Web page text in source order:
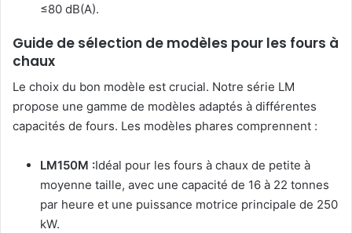
≤80 dB(A).
Guide de sélection de modèles pour les fours à
chaux
Le choix du bon modèle est crucial. Notre série LM
propose une gamme de modèles adaptés à différentes
capacités de fours. Les modèles phares comprennent :
LM150M :Idéal pour les fours à chaux de petite à
moyenne taille, avec une capacité de 16 à 22 tonnes
par heure et une puissance motrice principale de 250
kW.